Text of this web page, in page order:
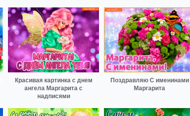
Красивая картинка с днем
ангела Маргарита с
надписями
Поздравляю С именинами
Маргарита